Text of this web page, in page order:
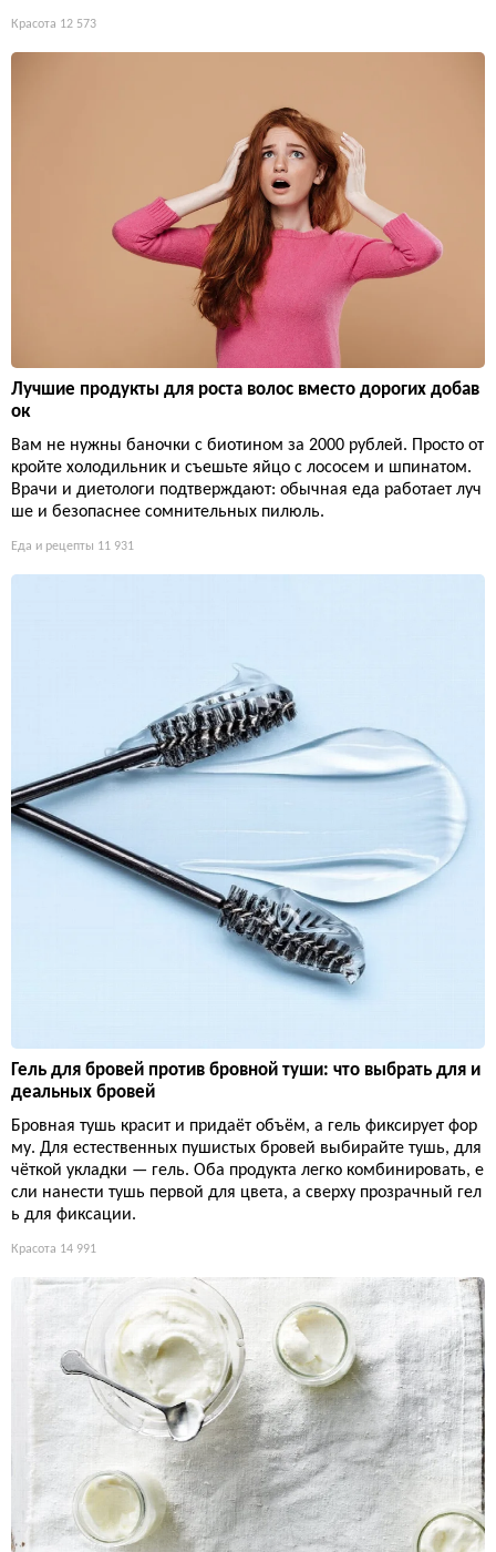
Красота 12 573
Лучшие продукты для роста волос вместо дорогих добав
ок
Вам не нужны баночки с биотином за 2000 рублей. Просто от
кройте холодильник и съешьте яйцо с лососем и шпинатом.
Врачи и диетологи подтверждают: обычная еда работает луч
ше и безопаснее сомнительных пилюль.
Еда и рецепты 11 931
Гель для бровей против бровной туши: что выбрать для и
деальных бровей
Бровная тушь красит и придаёт объём, а гель фиксирует фор
му. Для естественных пушистых бровей выбирайте тушь, для
чёткой укладки — гель. Оба продукта легко комбинировать, е
сли нанести тушь первой для цвета, а сверху прозрачный гел
ь для фиксации.
Красота 14 991